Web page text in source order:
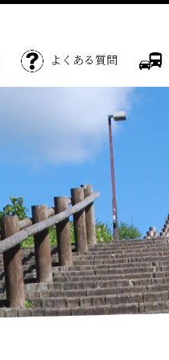
よくある質問